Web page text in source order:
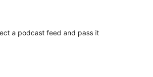
a podcast feed and pass it